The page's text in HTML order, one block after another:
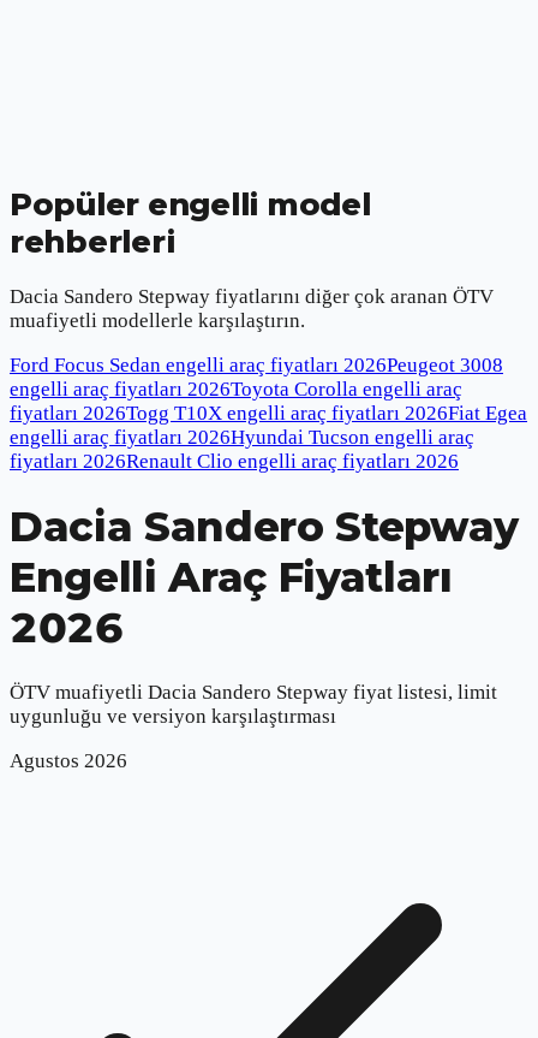
Popüler engelli model
rehberleri
Dacia Sandero Stepway fiyatlarını diğer çok aranan ÖTV
muafiyetli modellerle karşılaştırın.
Ford Focus Sedan engelli araç fiyatları 2026Peugeot 3008
engelli araç fiyatları 2026Toyota Corolla engelli araç
fiyatları 2026Togg T10X engelli araç fiyatları 2026Fiat Egea
engelli araç fiyatları 2026Hyundai Tucson engelli araç
fiyatları 2026Renault Clio engelli araç fiyatları 2026
Dacia Sandero Stepway
Engelli Araç Fiyatları
2026
ÖTV muafiyetli Dacia Sandero Stepway fiyat listesi, limit
uygunluğu ve versiyon karşılaştırması
Agustos 2026